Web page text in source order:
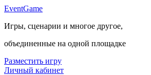
EventGame
Игры, сценарии и многое другое,
объединенные на одной площадке
Разместить игру
Личный кабинет